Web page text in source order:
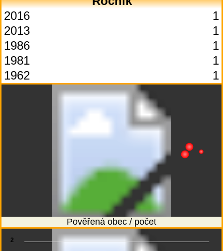
2016
1
2013
1
1986
1
1981
1
1962
1
Pověřená obec / počet
2